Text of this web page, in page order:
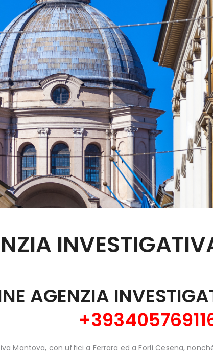
BLOG
CONTATTI
SHOP
AGENZIA
Mantova, con uffici a Ferrara ed a Forlì Cesena,